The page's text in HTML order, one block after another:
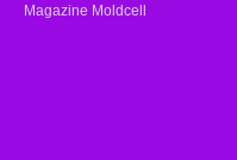
Magazine Moldcell